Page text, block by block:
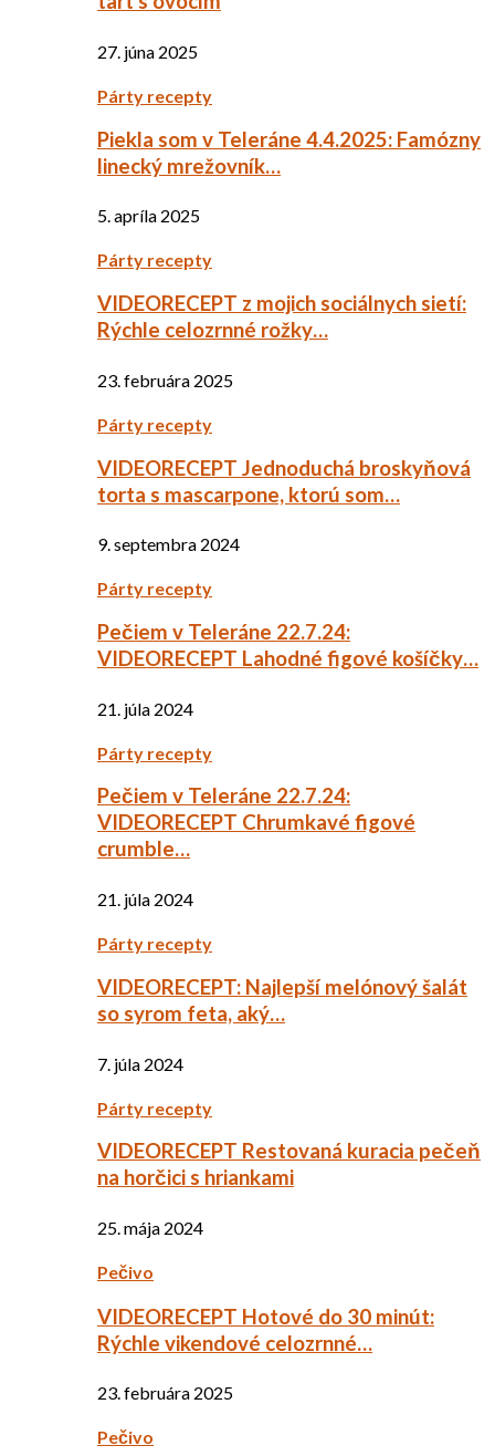
27. júna 2025
Párty recepty
Piekla som v Teleráne 4.4.2025: Famózny
linecký mrežovník…
5. apríla 2025
Párty recepty
VIDEORECEPT z mojich sociálnych sietí:
Rýchle celozrnné rožky…
23. februára 2025
Párty recepty
VIDEORECEPT Jednoduchá broskyňová
torta s mascarpone, ktorú som…
9. septembra 2024
Párty recepty
Pečiem v Teleráne 22.7.24:
VIDEORECEPT Lahodné figové košíčky…
21. júla 2024
Párty recepty
Pečiem v Teleráne 22.7.24:
VIDEORECEPT Chrumkavé figové
crumble…
21. júla 2024
Párty recepty
VIDEORECEPT: Najlepší melónový šalát
so syrom feta, aký…
7. júla 2024
Párty recepty
VIDEORECEPT Restovaná kuracia pečeň
na horčici s hriankami
25. mája 2024
Pečivo
VIDEORECEPT Hotové do 30 minút:
Rýchle vikendové celozrnné…
23. februára 2025
Pečivo